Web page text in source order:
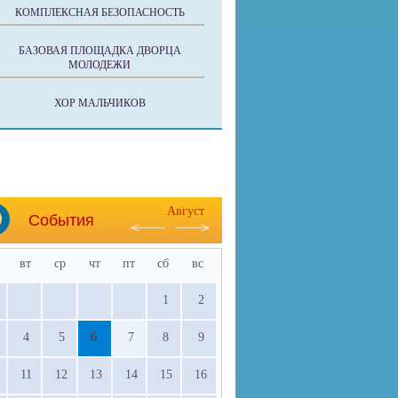
КОМПЛЕКСНАЯ БЕЗОПАСНОСТЬ
БАЗОВАЯ ПЛОЩАДКА ДВОРЦА
МОЛОДЕЖИ
ХОР МАЛЬЧИКОВ
События
Август
вт ср чт пт сб вс
1 2
4 5 6 7 8 9
11 12 13 14 15 16